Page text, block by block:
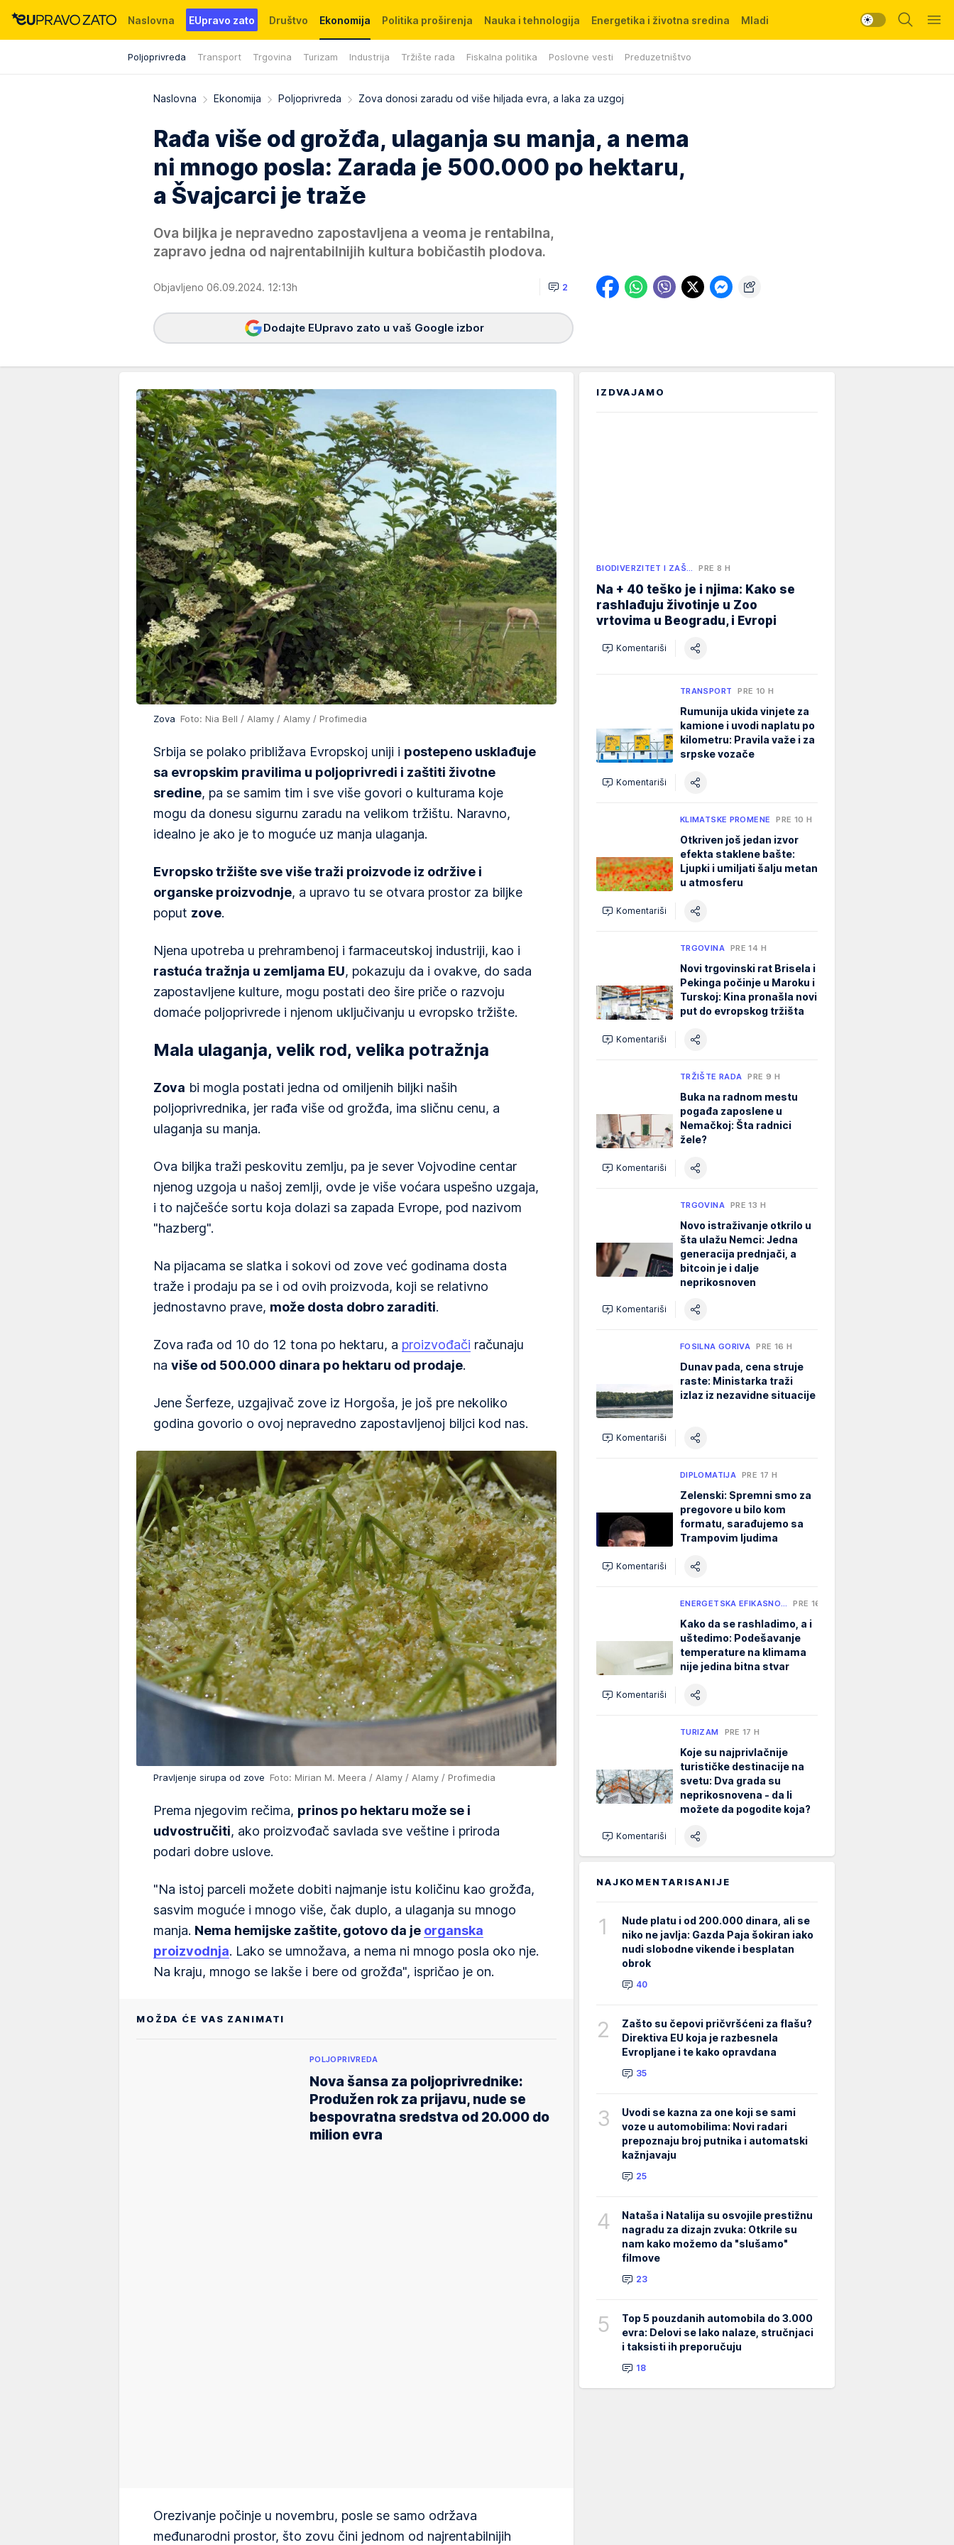
Naslovna EUpravo zato Društvo Ekonomija
Poljoprivreda Transport Trgovina Turizam Industrija Tržište rada Fiskalna politika Poslovne vesti Preduzetništvo
Politika proširenja Nauka i tehnologija Energetika i životna sredina Mladi
Događaji News WMG fondacija
Naslovna Ekonomija Poljoprivreda Zova donosi zaradu od više hiljada evra, a laka za uzgoj
Rađa više od grožđa, ulaganja su manja, a nema
ni mnogo posla: Zarada je 500.000 po hektaru,
a Švajcarci je traže
Ova biljka je nepravedno zapostavljena a veoma je rentabilna,
zapravo jedna od najrentabilnijih kultura bobičastih plodova.
Objavljeno 06.09.2024. 12:13h 2
Dodajte EUpravo zato u vaš Google izbor
Zova Foto: Nia Bell / Alamy / Alamy / Profimedia
Srbija se polako približava Evropskoj uniji i postepeno usklađuje
sa evropskim pravilima u poljoprivredi i zaštiti životne
sredine, pa se samim tim i sve više govori o kulturama koje
mogu da donesu sigurnu zaradu na velikom tržištu. Naravno,
idealno je ako je to moguće uz manja ulaganja.
Evropsko tržište sve više traži proizvode iz održive i
organske proizvodnje, a upravo tu se otvara prostor za biljke
poput zove.
Njena upotreba u prehrambenoj i farmaceutskoj industriji, kao i
rastuća tražnja u zemljama EU, pokazuju da i ovakve, do sada
zapostavljene kulture, mogu postati deo šire priče o razvoju
domaće poljoprivrede i njenom uključivanju u evropsko tržište.
Mala ulaganja, velik rod, velika potražnja
Zova bi mogla postati jedna od omiljenih biljki naših
poljoprivrednika, jer rađa više od grožđa, ima sličnu cenu, a
ulaganja su manja.
Ova biljka traži peskovitu zemlju, pa je sever Vojvodine centar
njenog uzgoja u našoj zemlji, ovde je više voćara uspešno uzgaja,
i to najčešće sortu koja dolazi sa zapada Evrope, pod nazivom
"hazberg".
Na pijacama se slatka i sokovi od zove već godinama dosta
traže i prodaju pa se i od ovih proizvoda, koji se relativno
jednostavno prave, može dosta dobro zaraditi.
Zova rađa od 10 do 12 tona po hektaru, a proizvođači računaju
na više od 500.000 dinara po hektaru od prodaje.
Jene Šerfeze, uzgajivač zove iz Horgoša, je još pre nekoliko
godina govorio o ovoj nepravedno zapostavljenoj biljci kod nas.
Pravljenje sirupa od zove Foto: Mirian M. Meera / Alamy / Alamy / Profimedia
Prema njegovim rečima, prinos po hektaru može se i
udvostručiti, ako proizvođač savlada sve veštine i priroda
podari dobre uslove.
"Na istoj parceli možete dobiti najmanje istu količinu kao grožđa,
sasvim moguće i mnogo više, čak duplo, a ulaganja su mnogo
manja. Nema hemijske zaštite, gotovo da je organska
proizvodnja. Lako se umnožava, a nema ni mnogo posla oko nje.
Na kraju, mnogo se lakše i bere od grožđa", ispričao je on.
MOŽDA ĆE VAS ZANIMATI
POLJOPRIVREDA
Nova šansa za poljoprivrednike:
Produžen rok za prijavu, nude se
bespovratna sredstva od 20.000 do
milion evra
Orezivanje počinje u novembru, posle se samo održava
međunarodni prostor, što zovu čini jednom od najrentabilnijih
IZDVAJAMO
BIODIVERZITET I ZAŠ… PRE 8 H
Na + 40 teško je i njima: Kako se
rashlađuju životinje u Zoo
vrtovima u Beogradu, i Evropi
Komentariši
TRANSPORT PRE 10 H
Rumunija ukida vinjete za
kamione i uvodi naplatu po
kilometru: Pravila važe i za
srpske vozače
Komentariši
KLIMATSKE PROMENE PRE 10 H
Otkriven još jedan izvor
efekta staklene bašte:
Ljupki i umiljati šalju metan
u atmosferu
Komentariši
TRGOVINA PRE 14 H
Novi trgovinski rat Brisela i
Pekinga počinje u Maroku i
Turskoj: Kina pronašla novi
put do evropskog tržišta
Komentariši
TRŽIŠTE RADA PRE 9 H
Buka na radnom mestu
pogađa zaposlene u
Nemačkoj: Šta radnici
žele?
Komentariši
TRGOVINA PRE 13 H
Novo istraživanje otkrilo u
šta ulažu Nemci: Jedna
generacija prednjači, a
bitcoin je i dalje
neprikosnoven
Komentariši
FOSILNA GORIVA PRE 16 H
Dunav pada, cena struje
raste: Ministarka traži
izlaz iz nezavidne situacije
Komentariši
DIPLOMATIJA PRE 17 H
Zelenski: Spremni smo za
pregovore u bilo kom
formatu, sarađujemo sa
Trampovim ljudima
Komentariši
ENERGETSKA EFIKASNO… PRE 16 H
Kako da se rashladimo, a i
uštedimo: Podešavanje
temperature na klimama
nije jedina bitna stvar
Komentariši
TURIZAM PRE 17 H
Koje su najprivlačnije
turističke destinacije na
svetu: Dva grada su
neprikosnovena - da li
možete da pogodite koja?
Komentariši
NAJKOMENTARISANIJE
1
Nude platu i od 200.000 dinara, ali se
niko ne javlja: Gazda Paja šokiran iako
nudi slobodne vikende i besplatan
obrok
40
2
Zašto su čepovi pričvršćeni za flašu?
Direktiva EU koja je razbesnela
Evropljane i te kako opravdana
35
3
Uvodi se kazna za one koji se sami
voze u automobilima: Novi radari
prepoznaju broj putnika i automatski
kažnjavaju
25
4
Nataša i Natalija su osvojile prestižnu
nagradu za dizajn zvuka: Otkrile su
nam kako možemo da "slušamo"
filmove
23
5
Top 5 pouzdanih automobila do 3.000
evra: Delovi se lako nalaze, stručnjaci
i taksisti ih preporučuju
18